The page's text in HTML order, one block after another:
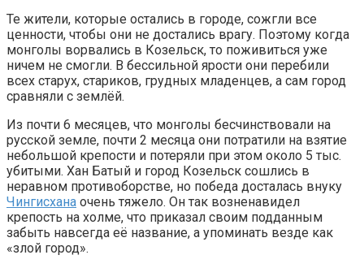
Те жители, которые остались в городе, сожгли все
ценности, чтобы они не достались врагу. Поэтому когда
монголы ворвались в Козельск, то поживиться уже
ничем не смогли. В бессильной ярости они перебили
всех старух, стариков, грудных младенцев, а сам город
сравняли с землёй.
Из почти 6 месяцев, что монголы бесчинствовали на
русской земле, почти 2 месяца они потратили на взятие
небольшой крепости и потеряли при этом около 5 тыс.
убитыми. Хан Батый и город Козельск сошлись в
неравном противоборстве, но победа досталась внуку
Чингисхана очень тяжело. Он так возненавидел
крепость на холме, что приказал своим подданным
забыть навсегда её название, а упоминать везде как
«злой город».